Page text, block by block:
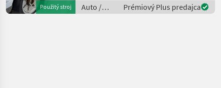
Auto
Motocykle
Použitý stroj
for more images
Specifications
Auto /
Motocykle
Prémiový Plus predajca